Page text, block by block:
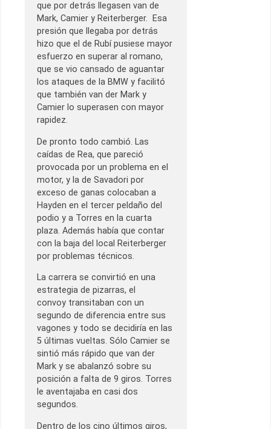
que por detrás llegasen van de
Mark, Camier y Reiterberger. Esa
presión que llegaba por detrás
hizo que el de Rubí pusiese mayor
esfuerzo en superar al romano,
que se vio cansado de aguantar
los ataques de la BMW y facilitó
que también van der Mark y
Camier lo superasen con mayor
rapidez.
De pronto todo cambió. Las
caídas de Rea, que pareció
provocada por un problema en el
motor, y la de Savadori por
exceso de ganas colocaban a
Hayden en el tercer peldaño del
podio y a Torres en la cuarta
plaza. Además había que contar
con la baja del local Reiterberger
por problemas técnicos.
La carrera se convirtió en una
estrategia de pizarras, el
convoy transitaban con un
segundo de diferencia entre sus
vagones y todo se decidiría en las
5 últimas vueltas. Sólo Camier se
sintió más rápido que van der
Mark y se abalanzó sobre su
posición a falta de 9 giros. Torres
le aventajaba en casi dos
segundos.
Dentro de los cino últimos giros,